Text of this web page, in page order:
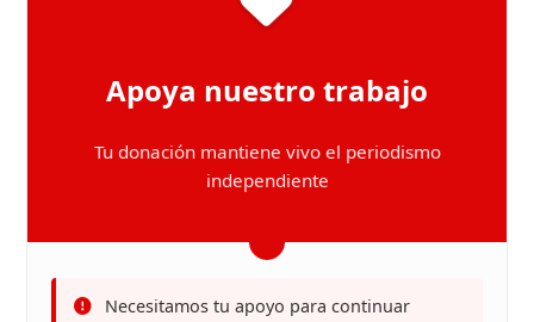
Apoya nuestro trabajo
Tu donación mantiene vivo el periodismo
independiente
Necesitamos tu apoyo para continuar